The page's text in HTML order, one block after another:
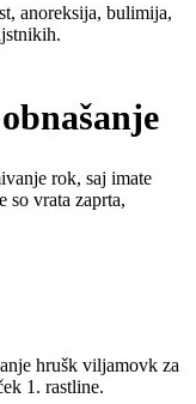
anoreksija, bulimija,
rok, saj imate
so vrata zaprta,
hrušk viljamovk za
1. rastline.